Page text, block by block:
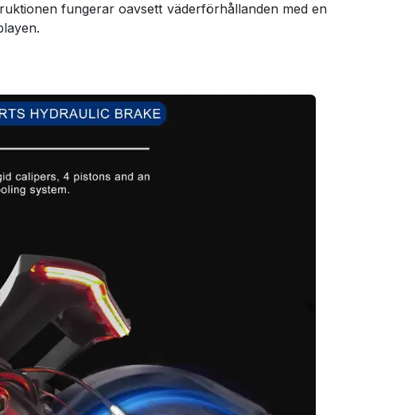
fungerar oavsett väderförhållanden med en